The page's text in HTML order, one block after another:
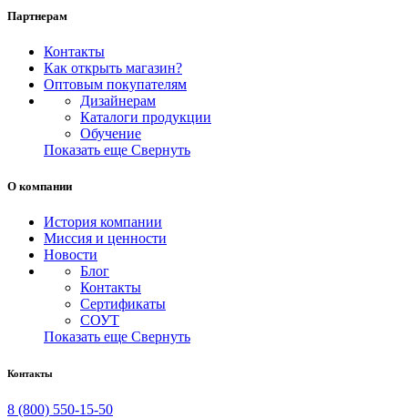
Партнерам
Контакты
Как открыть магазин?
Оптовым покупателям
Дизайнерам
Каталоги продукции
Обучение
Показать еще Свернуть
О компании
История компании
Миссия и ценности
Новости
Блог
Контакты
Сертификаты
СОУТ
Показать еще Свернуть
Контакты
8 (800) 550-15-50